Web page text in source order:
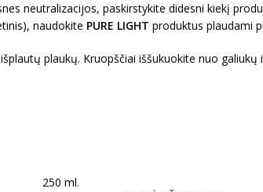
neutralizacijos, paskirstykite didesni kiekį
naudokite PURE LIGHT produktus plaudami
plaukų. Kruopščiai iššukuokite nuo
250 ml.